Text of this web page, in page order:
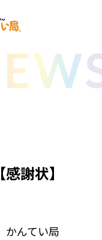
謝状】
かんてい局